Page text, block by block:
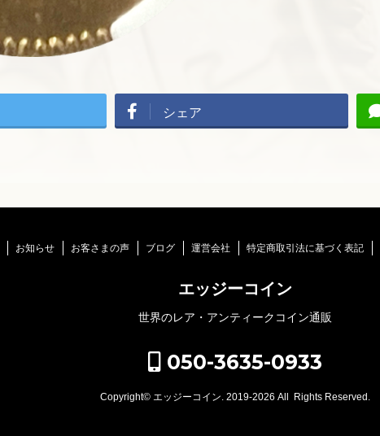
シェア
お知らせ お客さまの声 ブログ 運営会社 特定商取引法に基づく表記
エッジーコイン
世界のレア・アンティークコイン通販
050-3635-0933
Copyright© エッジーコイン. 2019-2026 All Rights Reserved.